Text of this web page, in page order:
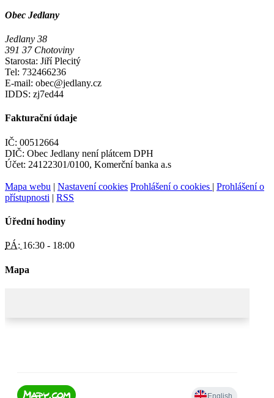
Obec Jedlany
Jedlany 38
391 37 Chotoviny
Starosta: Jiří Plecitý
Tel: 732466236
E-mail: obec@jedlany.cz
IDDS: zj7ed44
Fakturační údaje
IČ: 00512664
DIČ: Obec Jedlany není plátcem DPH
Účet: 24122301/0100, Komerční banka a.s
Mapa webu | Nastavení cookies Prohlášení o cookies | Prohlášení o
přístupnosti | RSS
Úřední hodiny
PÁ: 16:30 - 18:00
Mapa